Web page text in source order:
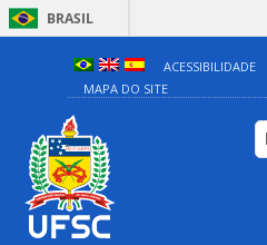
BRASIL
ACESSIBILIDADE
MAPA DO SITE